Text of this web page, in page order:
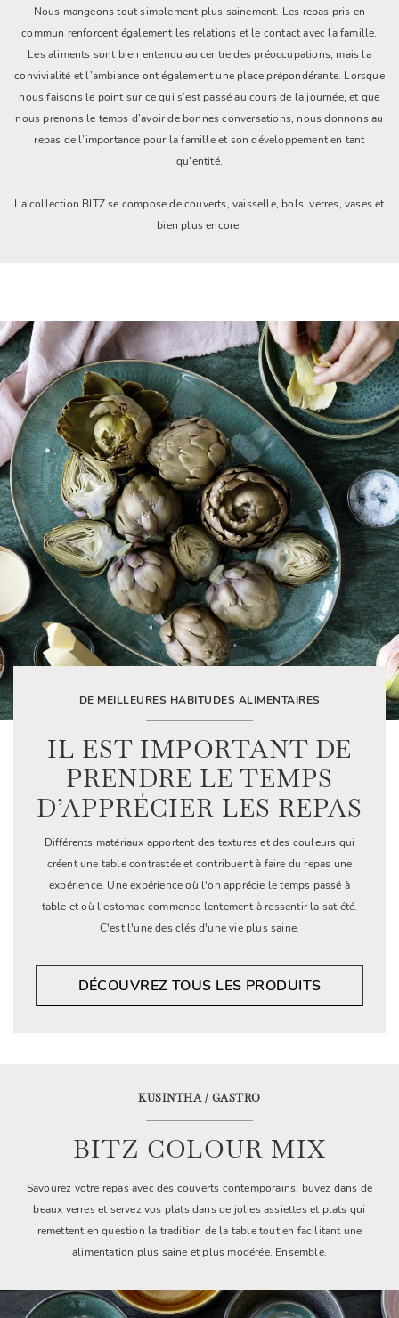
Nous mangeons tout simplement plus sainement. Les repas pris en
commun renforcent également les relations et le contact avec la famille.
Les aliments sont bien entendu au centre des préoccupations, mais la
convivialité et l’ambiance ont également une place prépondérante. Lorsque
nous faisons le point sur ce qui s’est passé au cours de la journée, et que
nous prenons le temps d’avoir de bonnes conversations, nous donnons au
repas de l’importance pour la famille et son développement en tant
qu’entité.
La collection BITZ se compose de couverts, vaisselle, bols, verres, vases et
bien plus encore.
DE MEILLEURES HABITUDES ALIMENTAIRES
IL EST IMPORTANT DE
PRENDRE LE TEMPS
D’APPRÉCIER LES REPAS
Différents matériaux apportent des textures et des couleurs qui
créent une table contrastée et contribuent à faire du repas une
expérience. Une expérience où l'on apprécie le temps passé à
table et où l'estomac commence lentement à ressentir la satiété.
C'est l'une des clés d'une vie plus saine.
DÉCOUVREZ TOUS LES PRODUITS
KUSINTHA / GASTRO
BITZ COLOUR MIX
Savourez votre repas avec des couverts contemporains, buvez dans de
beaux verres et servez vos plats dans de jolies assiettes et plats qui
remettent en question la tradition de la table tout en facilitant une
alimentation plus saine et plus modérée. Ensemble.